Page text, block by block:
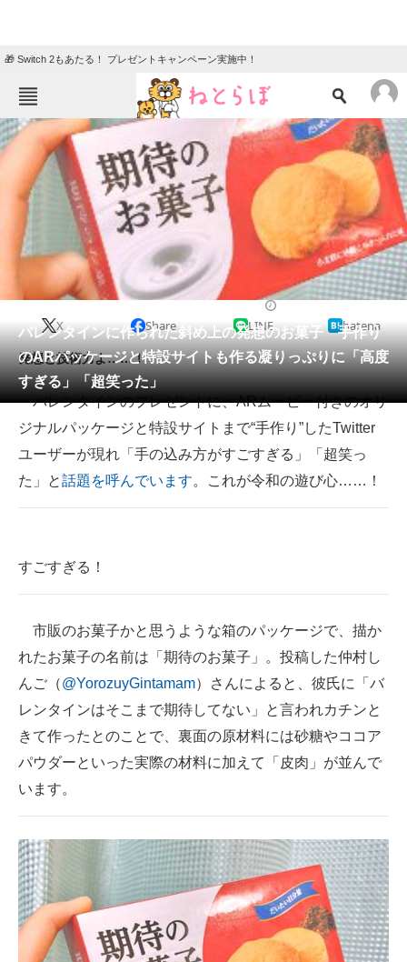
🎁 Switch 2もあたる！ プレゼントキャンペーン実施中！
ねとらぼメニュー
ニュース
エンタメ クイズ
地域
住まい 教育・育児
動物 リサーチ
会員記事
メディア
注目記事を集めた総合ページ
ITの今と未来を見通す
スマホと通信の最新トレンド
好きが集まる 比べて選べる
AI活用のいまが分かる
企業ITのトレンドを詳説
経営リーダーのコミュニティ
マーケ×ITの今がよく分かる
ITエンジニア向け専門サイト
企業向けIT製品の総合サイト
IT製品の技術・比較・事例
製造業のIT導入・活用を支援
モノづくり技術者専門サイト
バレンタインに作られた斜め上の発想のお菓子 手作り
のARパッケージと特設サイトも作る凝りっぷりに「高度
すぎる」「超笑った」
X Share LINE hatena
発想と技術力よ……！
バレンタインのプレゼントに、ARムービー付きのオリ
ジナルパッケージと特設サイトまで“手作り”したTwitter
ユーザーが現れ「手の込み方がすごすぎる」「超笑っ
た」と話題を呼んでいます。これが令和の遊び心……！
すごすぎる！
市販のお菓子かと思うような箱のパッケージで、描か
れたお菓子の名前は「期待のお菓子」。投稿した仲村し
んご（@YorozuyGintamam）さんによると、彼氏に「バ
レンタインはそこまで期待してない」と言われカチンと
きて作ったとのことで、裏面の原材料には砂糖やココア
パウダーといった実際の材料に加えて「皮肉」が並んで
います。